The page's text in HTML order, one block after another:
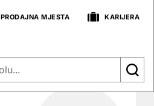
PRODAJNA MJESTA KARIJERA